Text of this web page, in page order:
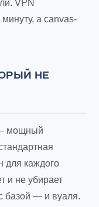
VPN
а canvas-
НЕ
мощный
для каждого
и не убирает
базой — и вуаля.